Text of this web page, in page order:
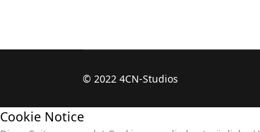
© 2022 4CN-Studios
Cookie Notice